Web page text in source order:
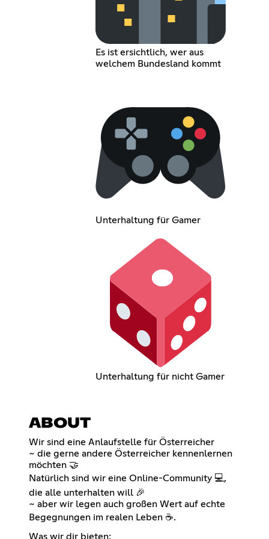
Es ist ersichtlich, wer aus
welchem Bundesland kommt
Unterhaltung für Gamer
Unterhaltung für nicht Gamer
ABOUT
Wir sind eine Anlaufstelle für Österreicher
~ die gerne andere Österreicher kennenlernen
möchten 🤝
Natürlich sind wir eine Online-Community 💻,
die alle unterhalten will 🎉
~ aber wir legen auch großen Wert auf echte
Begegnungen im realen Leben ☕.
Was wir dir bieten: